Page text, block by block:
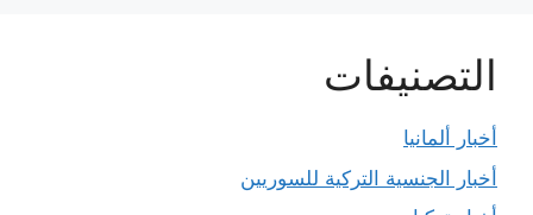
التصنيفات
أخبار ألمانيا
أخبار الجنسية التركية للسوريين